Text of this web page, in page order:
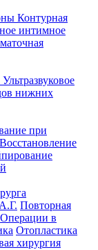
Контурная
интимное
Ультразвуковое
нижних
при
Восстановление
Повторная
Операции в
Отопластика
хирургия